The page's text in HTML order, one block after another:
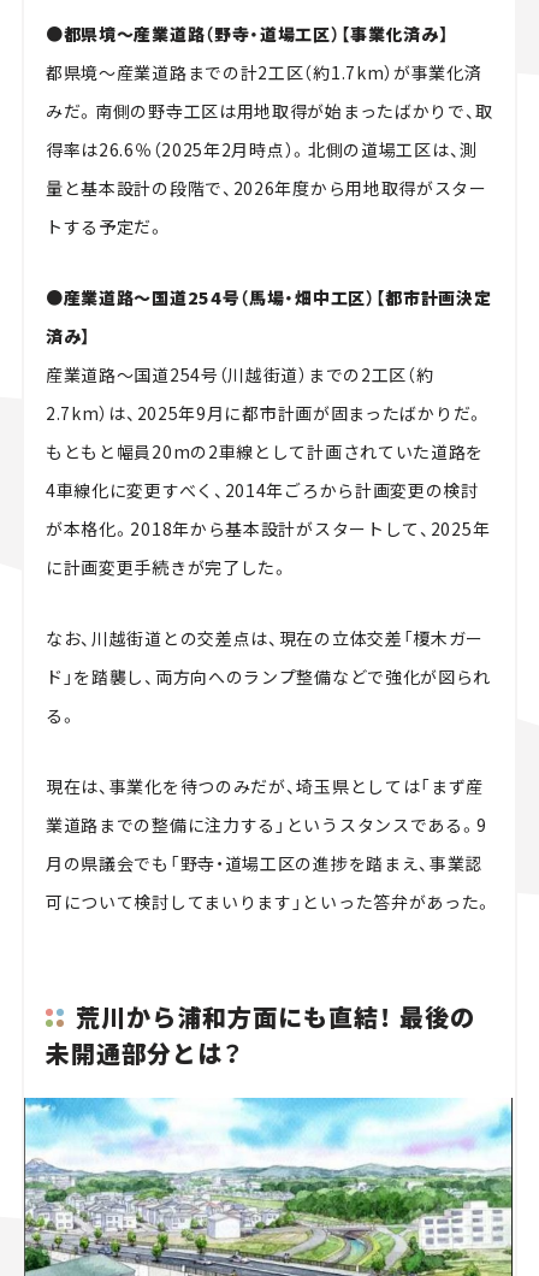
●都県境～産業道路（野寺・道場工区）【事業化済み】
都県境～産業道路までの計2工区（約1.7km）が事業化済
みだ。南側の野寺工区は用地取得が始まったばかりで、取
得率は26.6％（2025年2月時点）。北側の道場工区は、測
量と基本設計の段階で、2026年度から用地取得がスター
トする予定だ。
●産業道路～国道254号（馬場・畑中工区）【都市計画決定
済み】
産業道路～国道254号（川越街道）までの2工区（約
2.7km）は、2025年9月に都市計画が固まったばかりだ。
もともと幅員20mの2車線として計画されていた道路を
4車線化に変更すべく、2014年ごろから計画変更の検討
が本格化。2018年から基本設計がスタートして、2025年
に計画変更手続きが完了した。
なお、川越街道との交差点は、現在の立体交差「榎木ガー
ド」を踏襲し、両方向へのランプ整備などで強化が図られ
る。
現在は、事業化を待つのみだが、埼玉県としては「まず産
業道路までの整備に注力する」というスタンスである。9
月の県議会でも「野寺・道場工区の進捗を踏まえ、事業認
可について検討してまいります」といった答弁があった。
荒川から浦和方面にも直結！ 最後の
未開通部分とは？